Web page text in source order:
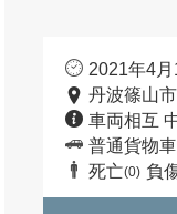
2021年4
丹波篠山
車両相互
普通貨物車
死亡(0) 負